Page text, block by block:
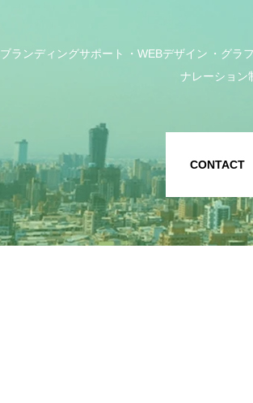
ブランディングサポート WEBデザイン グラ
ナレーション
CONTACT